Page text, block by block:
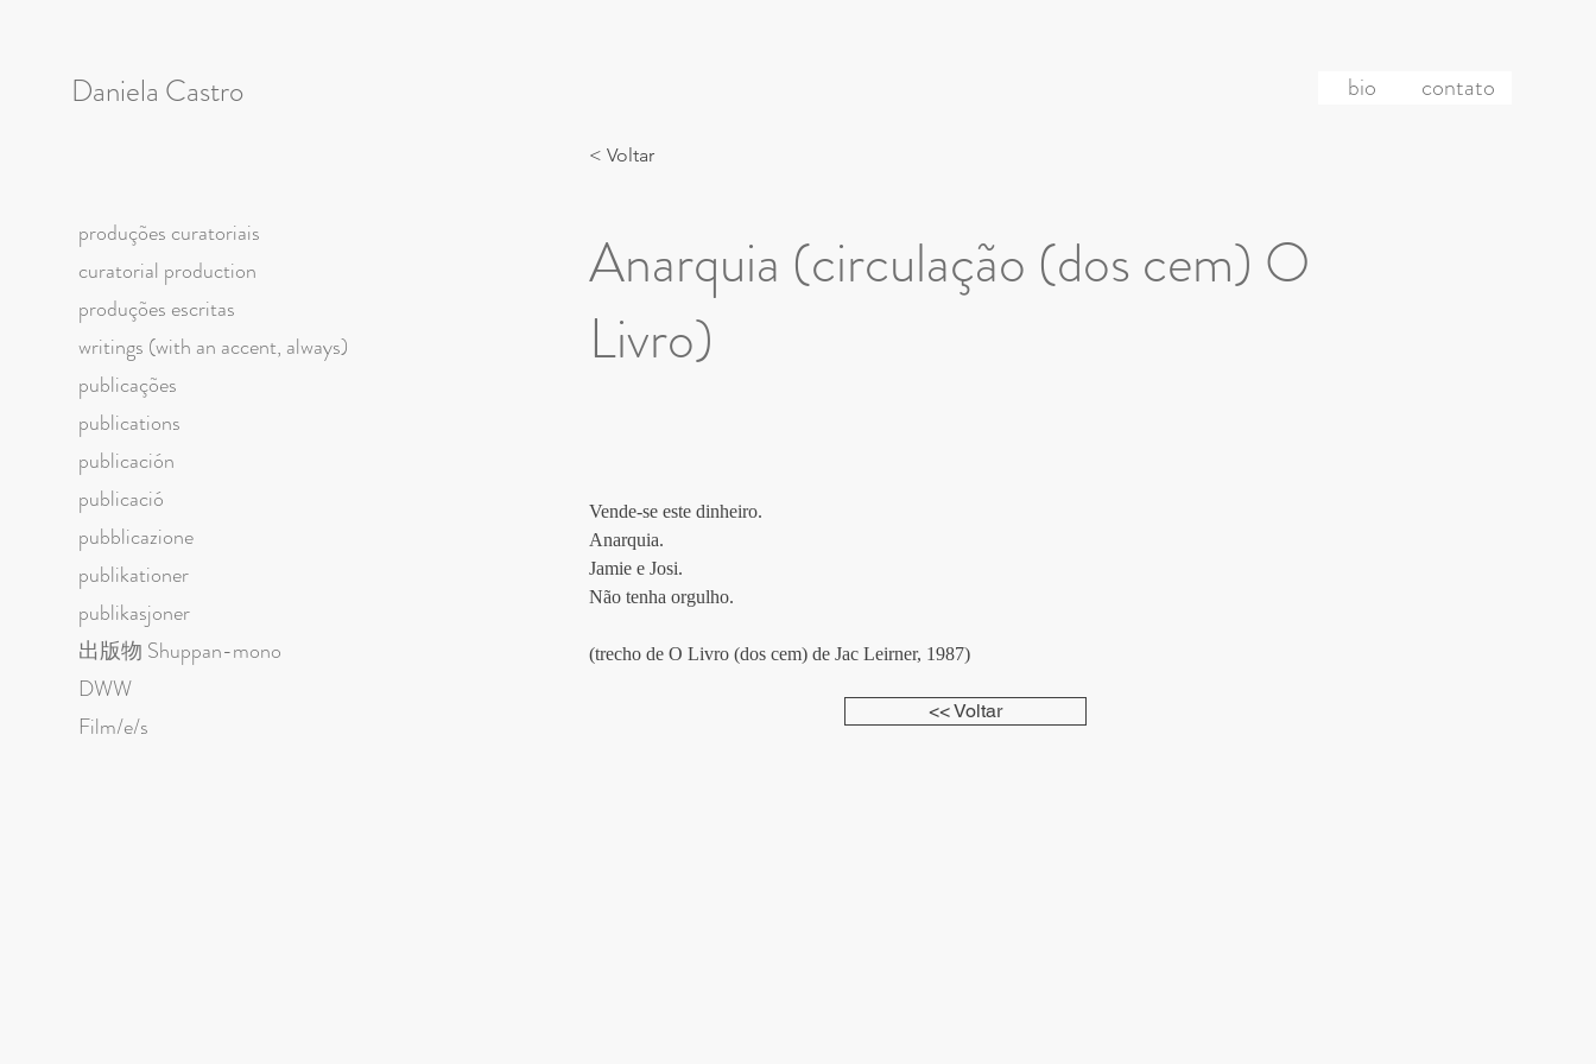
produções curatoriais
curatorial production
produções escritas
writings (with an accent, always)
publicações
publications
publicación
publicació
pubblicazione
publikationer
publikasjoner
出版物 Shuppan-mono
DWW
Film/e/s
Daniela Castro bio contato
< Voltar
Anarquia (circulação (dos cem) O
Livro)
Vende-se este dinheiro.
Anarquia.
Jamie e Josi.
Não tenha orgulho.
(trecho de O Livro (dos cem) de Jac Leirner, 1987)
<< Voltar